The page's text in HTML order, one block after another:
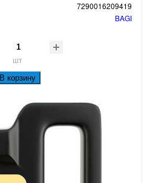
7290016209419
BAGI
шт
В корзину